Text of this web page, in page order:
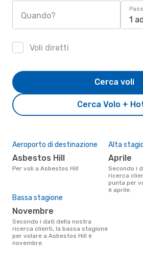
Quando? 1
Voli diretti
Cerca Volo +
Cerca voli
Aeroporto di destinazione
Asbestos Hill
Per voli a Asbestos Hill
Alta
aprile
Secondo i dati della nostra
ricerca
punta per
è aprile.
Bassa stagione
novembre
Secondo i dati della nostra
ricerca clienti, la bassa stagione
per volare a Asbestos Hill è
novembre.